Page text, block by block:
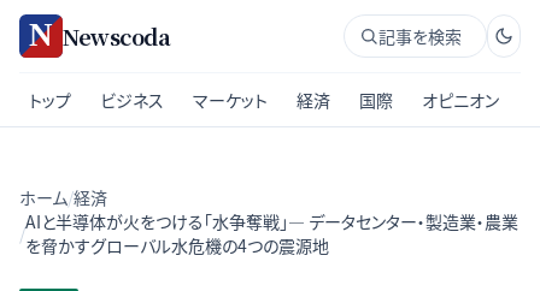
Newscoda 記事を検索
トップ ビジネス マーケット 経済 国際 オピニオン
ホーム/経済
/AIと半導体が火をつける「水争奪戦」— データセンター・製造業・農業
を脅かすグローバル水危機の4つの震源地